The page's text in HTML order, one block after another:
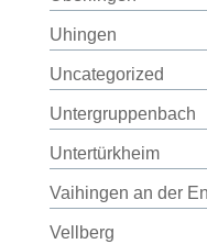
Uhingen
Uncategorized
Untergruppenbach
Untertürkheim
Vaihingen an der
Vellberg